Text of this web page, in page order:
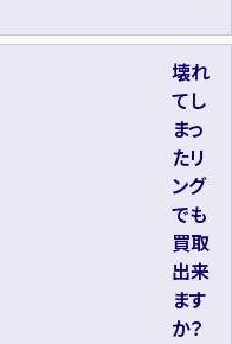
壊れ
てし
まっ
たリ
ング
でも
買取
出来
ます
か？